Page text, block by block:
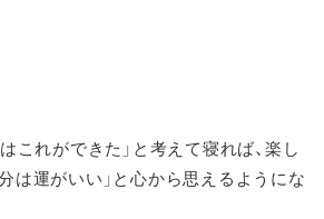
これができた」と考えて寝れば、楽し
は運がいい」と心から思えるようにな